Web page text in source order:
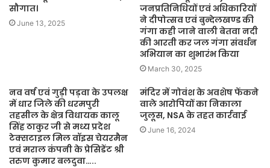
सौगात।
June 13, 2025
जनप्रतिनिधियों एवं अधिकारियों
ने दीपोत्सव एवं बुन्देलखण्ड की
गंगा कही जाने वाली बेतवा नदी
की आरती कर जल गंगा संवर्धन
अभियान का शुभारंभ किया
March 30, 2025
नव वर्ष एवं गुड़ी पड़वा के उपलक्ष
में धार जिले की धरमपुरी
तहसील के क्षेत्र विधायक कालू
सिंह ठाकुर जी से मध्य प्रदेश
टेक्सटाइल मिल वॉइस चेयरमैन
एवं मराल कंपनी के प्रेसिडेंट श्री
तरुण कुमार बलदुवा…..
मंदिर में गोवंश के अवशेष फेंकने
वाले आरोपियों का निकाला
जुलूस, NSA के तहत कार्रवाई
June 16, 2024